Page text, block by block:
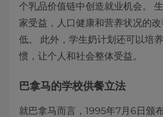
个乳品价值链中创造就业机会。
家受益，人口健康和营养状况的
低。 此外，学生奶计划还可以培
惯，让个人和社会整体受益。
巴拿马的学校供餐立法
就巴拿马而言，1995年7月6日颁